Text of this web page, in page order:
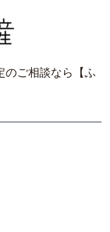
のご相談なら【ふ